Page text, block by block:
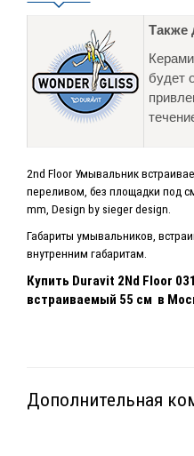
Также
будет
2nd Floor Умывальник
переливом, без площадки под
mm, Design by sieger design.
Габариты умывальников,
внутренним габаритам.
Купить Duravit 2Nd Floor
встраиваемый 55 см в
Дополнительная